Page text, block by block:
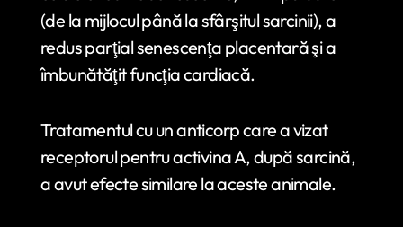
(de la mijlocul până la sfârşitul sarcinii), a
redus parţial senescenţa placentară şi a
îmbunătăţit funcţia cardiacă.
Tratamentul cu un anticorp care a vizat
receptorul pentru activina A, după sarcină,
a avut efecte similare la aceste animale.